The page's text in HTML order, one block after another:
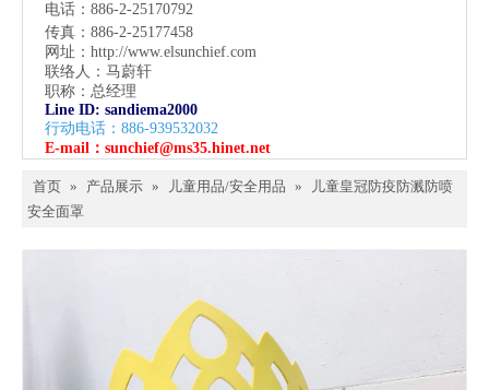
电话：886-2-25170792
传真：886-2-25177458
网址： http://www.elsunchief.com
联络人：马蔚轩
职称：总经理
Line ID: sandiema2000
行动电话：886-939532032
E-mail： sunchief@ms35.hinet.net
首页 » 产品展示 » 儿童用品/安全用品 »
儿童皇冠防疫防溅防喷
安全面罩